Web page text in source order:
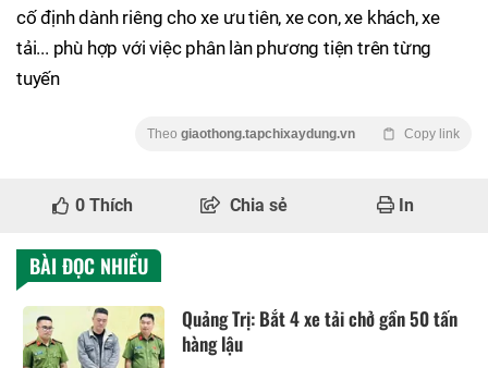
cố định dành riêng cho xe ưu tiên, xe con, xe khách, xe
tải... phù hợp với việc phân làn phương tiện trên từng
tuyến
Theo giaothong.tapchixaydung.vn Copy link
0 Thích Chia sẻ In
BÀI ĐỌC NHIỀU
Quảng Trị: Bắt 4 xe tải chở gần 50 tấn
hàng lậu